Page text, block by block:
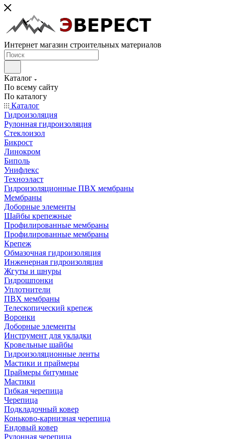
Интернет магазин строительных материалов
Каталог
По всему сайту
По каталогу
Каталог
Гидроизоляция
Рулонная гидроизоляция
Стеклоизол
Бикрост
Линокром
Биполь
Унифлекс
Техноэласт
Гидроизоляционные ПВХ мембраны
Мембраны
Доборные элементы
Шайбы крепежные
Профилированные мембраны
Профилированные мембраны
Крепеж
Обмазочная гидроизоляция
Инженерная гидроизоляция
Жгуты и шнуры
Гидрошпонки
Уплотнители
ПВХ мембраны
Телескопический крепеж
Воронки
Доборные элементы
Инструмент для укладки
Кровельные шайбы
Гидроизоляционные ленты
Мастики и праймеры
Праймеры битумные
Мастики
Гибкая черепица
Черепица
Подкладочный ковер
Коньково-карнизная черепица
Ендовый ковер
Рулонная черепица